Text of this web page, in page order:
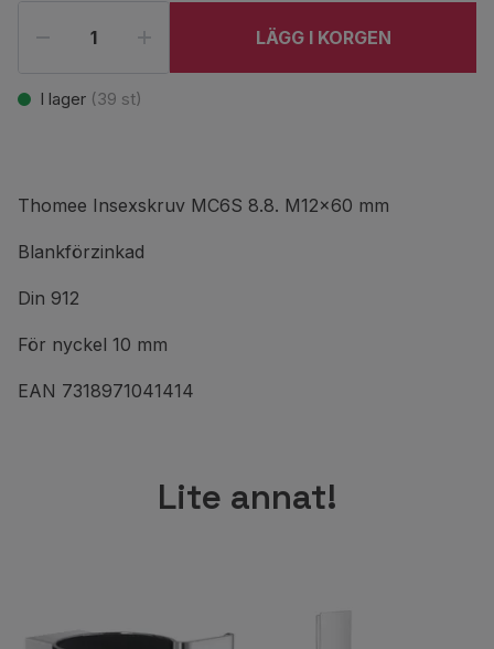
LÄGG I KORGEN
I lager (39 st)
Thomee Insexskruv MC6S 8.8. M12x60 mm
Blankförzinkad
Din 912
För nyckel 10 mm
EAN 7318971041414
Lite annat!